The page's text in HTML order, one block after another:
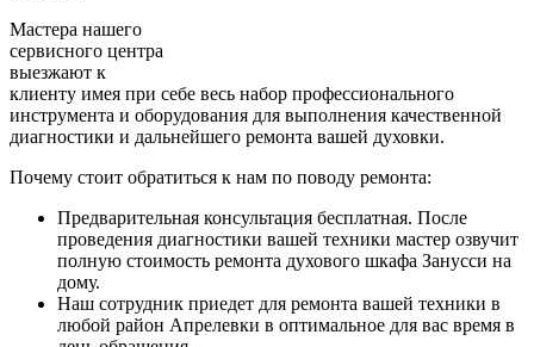
Мастера нашего
сервисного центра
выезжают к
клиенту имея при себе весь набор профессионального
инструмента и оборудования для выполнения качественной
диагностики и дальнейшего ремонта вашей духовки.
Почему стоит обратиться к нам по поводу ремонта:
Предварительная консультация бесплатная. После
проведения диагностики вашей техники мастер озвучит
полную стоимость ремонта духового шкафа Занусси на
дому.
Наш сотрудник приедет для ремонта вашей техники в
любой район Апрелевки в оптимальное для вас время в